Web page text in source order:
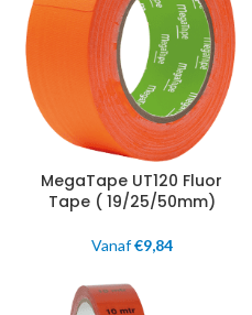
MegaTape UT120 Fluor
Tape ( 19/25/50mm)
Vanaf€9,84